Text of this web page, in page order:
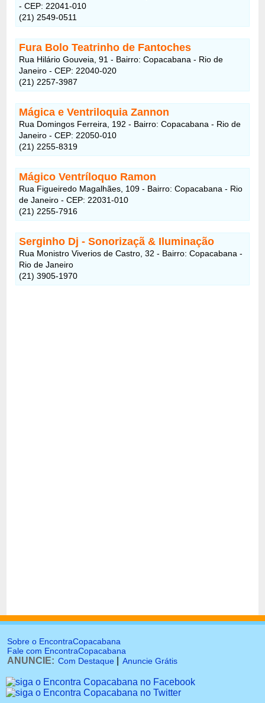
- CEP: 22041-010
(21) 2549-0511
Fura Bolo Teatrinho de Fantoches
Rua Hilário Gouveia, 91 - Bairro: Copacabana - Rio de
Janeiro - CEP: 22040-020
(21) 2257-3987
Mágica e Ventriloquia Zannon
Rua Domingos Ferreira, 192 - Bairro: Copacabana - Rio de
Janeiro - CEP: 22050-010
(21) 2255-8319
Mágico Ventríloquo Ramon
Rua Figueiredo Magalhães, 109 - Bairro: Copacabana - Rio
de Janeiro - CEP: 22031-010
(21) 2255-7916
Serginho Dj - Sonorizaçã & Iluminação
Rua Monistro Viverios de Castro, 32 - Bairro: Copacabana -
Rio de Janeiro
(21) 3905-1970
Sobre o EncontraCopacabana
Fale com EncontraCopacabana
ANUNCIE: Com Destaque Anuncie Grátis